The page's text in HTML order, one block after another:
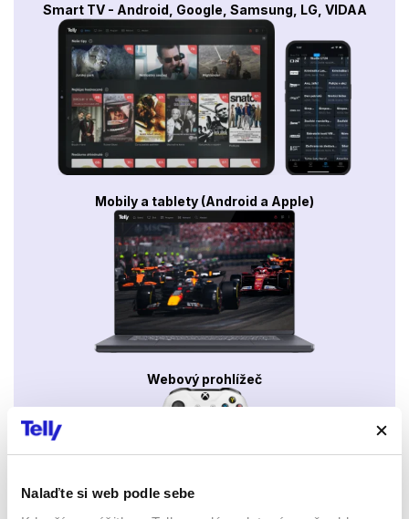
Nalaďte si web podle sebe
Smart TV - Android, Google, Samsung, LG, VIDAA
Mobily a tablety (Android a Apple)
Webový prohlížeč